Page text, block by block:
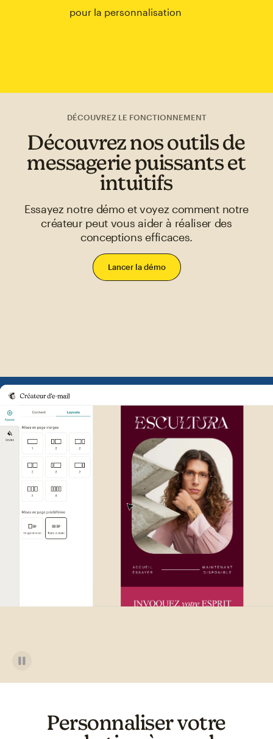
pour la personnalisation
DÉCOUVREZ LE FONCTIONNEMENT
Découvrez nos outils de
messagerie puissants et
intuitifs
Essayez notre démo et voyez comment notre
créateur peut vous aider à réaliser des
conceptions efficaces.
Lancer la démo
Exemple d'interface
Personnaliser votre